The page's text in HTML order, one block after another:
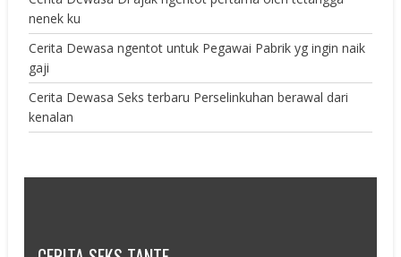
nenek ku
Cerita Dewasa ngentot untuk Pegawai Pabrik yg ingin naik
gaji
Cerita Dewasa Seks terbaru Perselinkuhan berawal dari
kenalan